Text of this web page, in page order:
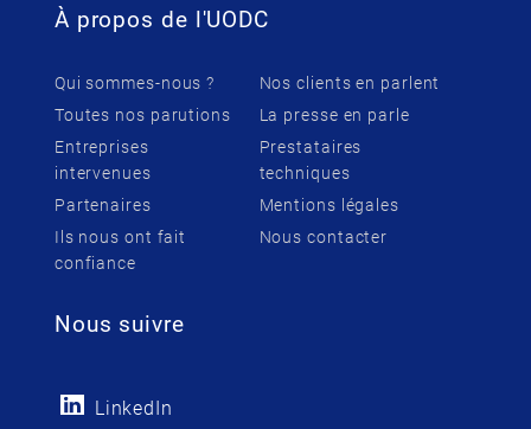
À propos de l'UODC
Qui sommes-nous ?
Toutes nos parutions
Entreprises
intervenues
Partenaires
Ils nous ont fait
confiance
Nos clients en parlent
La presse en parle
Prestataires
techniques
Mentions légales
Nous contacter
Nous suivre
LinkedIn